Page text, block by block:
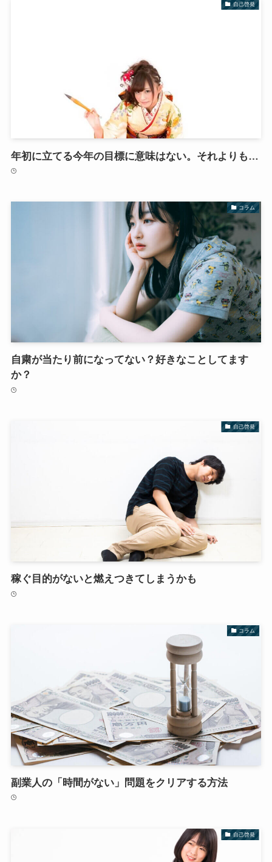
自己啓発
年初に立てる今年の目標に意味はない。それよりも…
コラム
自粛が当たり前になってない？好きなことしてます
か？
自己啓発
稼ぐ目的がないと燃えつきてしまうかも
コラム
副業人の「時間がない」問題をクリアする方法
自己啓発